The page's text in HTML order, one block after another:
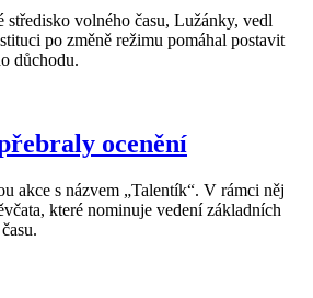
středisko volného času, Lužánky, vedl
po změně režimu pomáhal postavit
důchodu.
ocenění
akce s názvem „Talentík“. V rámci něj
které nominuje vedení základních